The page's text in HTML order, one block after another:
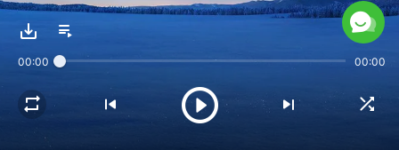
Dia tanggung d'rita luar biasa,
Dia berinkarnasi 'tuk taklukkan orang,
00:00 00:00